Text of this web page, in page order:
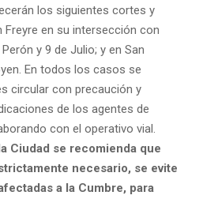
los siguientes cortes y
Freyre en su intersección con
y 9 de Julio; y en San
En todos los casos se
circular con precaución y
de los agentes de
con el operativo vial.
Ciudad se recomienda que
necesario, se evite
a la Cumbre, para